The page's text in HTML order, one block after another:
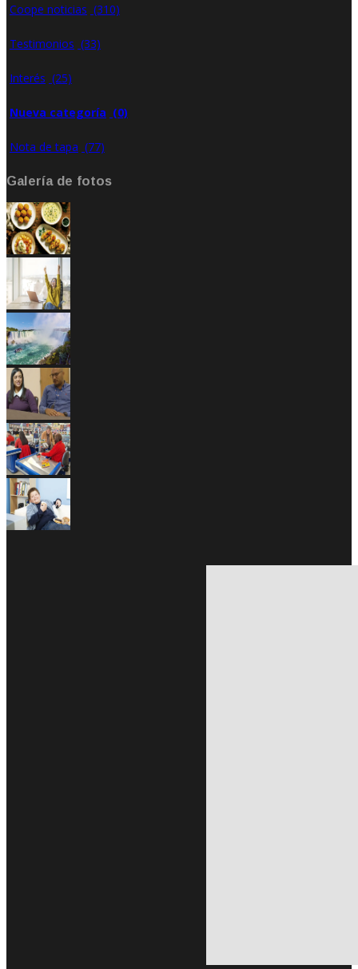
Coope noticias (310)
Testimonios (33)
Interés (25)
Nueva categoría (0)
Nota de tapa (77)
Galería de fotos